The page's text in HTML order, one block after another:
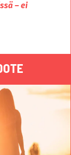
– ei